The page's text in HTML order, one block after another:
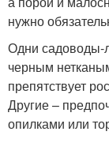
нужно
Одни садоводы-
черным
препятствует
Другие –
опилками или